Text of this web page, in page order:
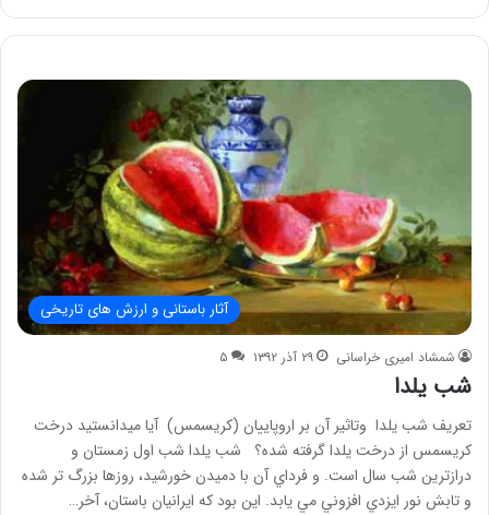
آثار باستانی و ارزش های تاریخی
شمشاد امیری خراسانی ۲۹ آذر ۱۳۹۲ ۵
شب یلدا
تعریف شب یلدا وتاثیر آن بر اروپاییان (کریسمس) آیا میدانستید درخت
كريسمس از درخت يلدا گرفته شده؟ شب يلدا شب اول زمستان و
درازترين شب سال است. و فرداي آن با دميدن خورشيد، روزها بزرگ تر شده
و تابش نور ايزدي افزوني مي يابد. اين بود که ايرانيان باستان، آخر…